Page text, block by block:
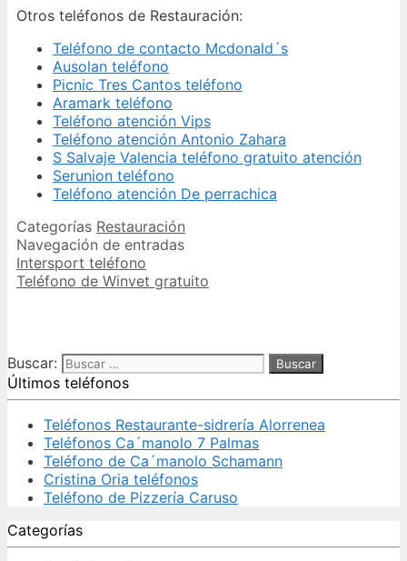
Otros teléfonos de Restauración:
Teléfono de contacto Mcdonald´s
Ausolan teléfono
Picnic Tres Cantos teléfono
Aramark teléfono
Teléfono atención Vips
Teléfono atención Antonio Zahara
S Salvaje Valencia teléfono gratuito atención
Serunion teléfono
Teléfono atención De perrachica
Categorías Restauración
Navegación de entradas
Intersport teléfono
Teléfono de Winvet gratuito
Buscar:
Últimos teléfonos
Teléfonos Restaurante-sidrería Alorrenea
Teléfonos Ca´manolo 7 Palmas
Teléfono de Ca´manolo Schamann
Cristina Oria teléfonos
Teléfono de Pizzería Caruso
Categorías